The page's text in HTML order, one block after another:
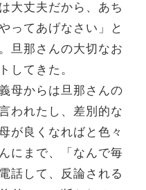
大丈夫だから、あち
ってあげなさい」と
旦那さんの大切なお
してきた。
母からは旦那さんの
われたし、差別的な
が良くなればと色々
にまで、「なんで毎
話して、反論される